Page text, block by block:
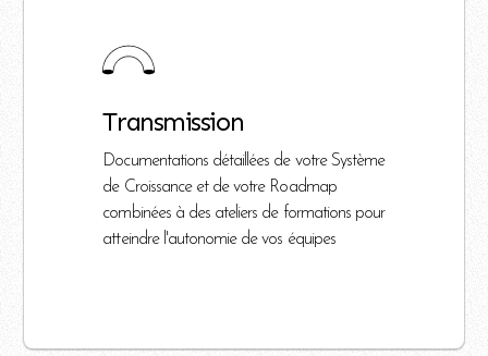
Transmission
Documentations détaillées de votre Système
de Croissance et de votre Roadmap
combinées à des ateliers de formations pour
atteindre l'autonomie de vos équipes